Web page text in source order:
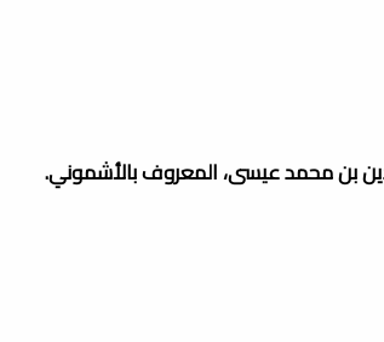
بن محمد عيسى، المعروف بالأشموني.